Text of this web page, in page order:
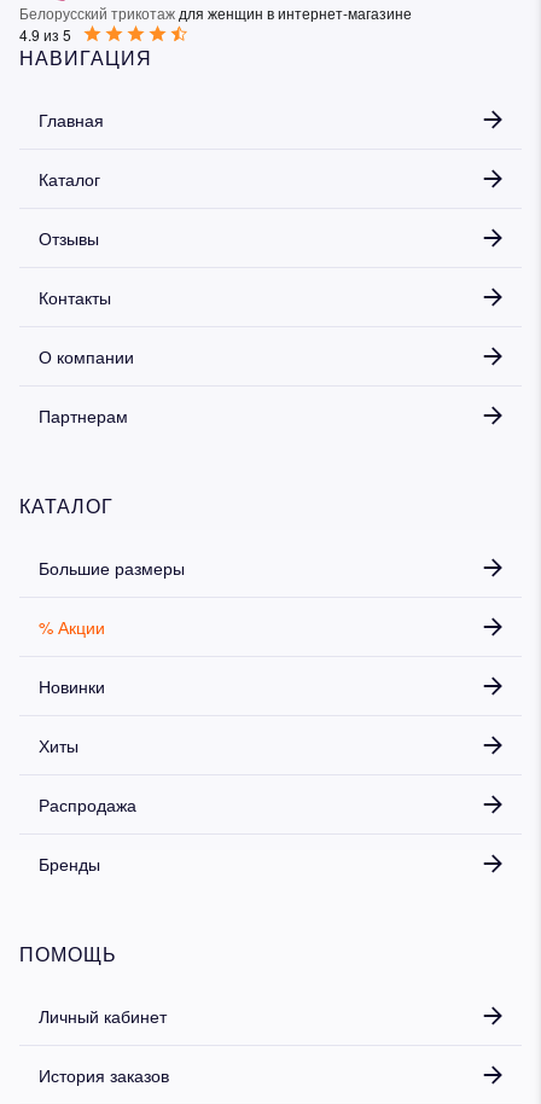
Белорусский трикотаж для женщин в интернет-магазине
4.9 из 5
НАВИГАЦИЯ
Главная
Каталог
Отзывы
Контакты
О компании
Партнерам
КАТАЛОГ
Большие размеры
% Акции
Новинки
Хиты
Распродажа
Бренды
ПОМОЩЬ
Личный кабинет
История заказов